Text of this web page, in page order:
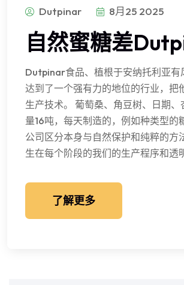
Dutpinar 8月25 2025
自然蜜糖差
Dutpinar食品、植根于安纳托利亚有
达到了一个强有力的地位的行业，把
生产技术。 葡萄桑、角豆树、日期、
量16吨，每天制造的，例如种类型的
公司区分本身与自然保护和纯粹的方
生在每个阶段的我们的生产程序和透
了解更多